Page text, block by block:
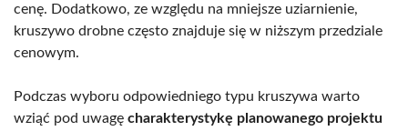
cenę. Dodatkowo, ze względu na mniejsze uziarnienie,
kruszywo drobne często znajduje się w niższym przedziale
cenowym.
Podczas wyboru odpowiedniego typu kruszywa warto
wziąć pod uwagę charakterystykę planowanego projektu